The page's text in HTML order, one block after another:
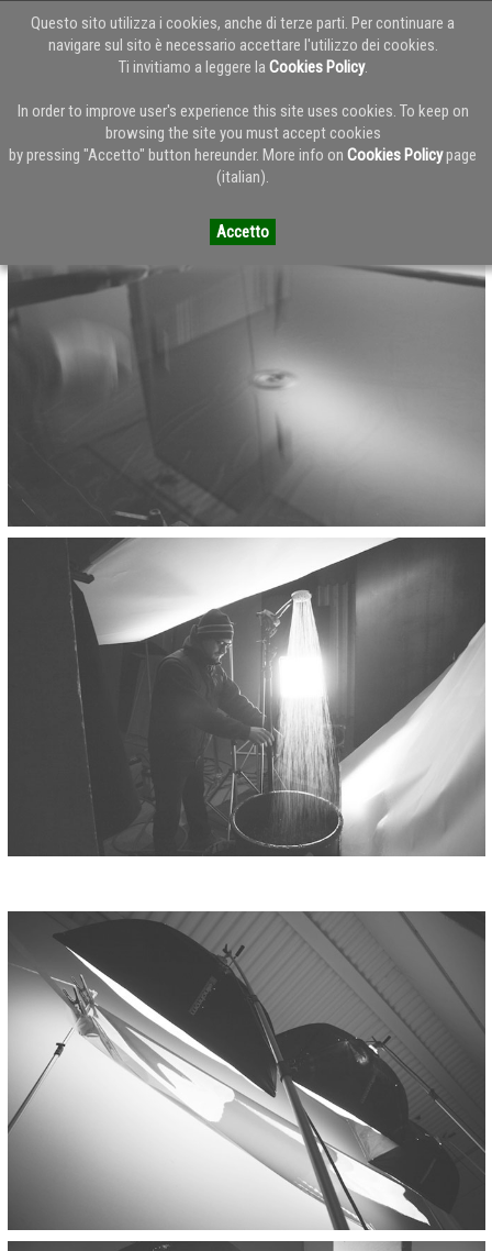
Questo sito utilizza i cookies, anche di terze parti. Per continuare a
navigare sul sito è necessario accettare l'utilizzo dei cookies.
Ti invitiamo a leggere la Cookies Policy.
In order to improve user's experience this site uses cookies. To keep on
browsing the site you must accept cookies
by pressing "Accetto" button hereunder. More info onCookies Policypage
(italian).
Accetto
Torna alla Home del Blog
Backstage Almar - Catalogo ISH